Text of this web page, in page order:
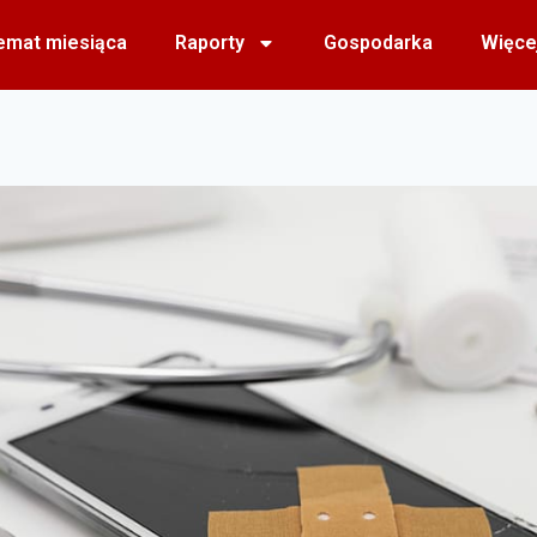
miesiąca Raporty Gospodarka